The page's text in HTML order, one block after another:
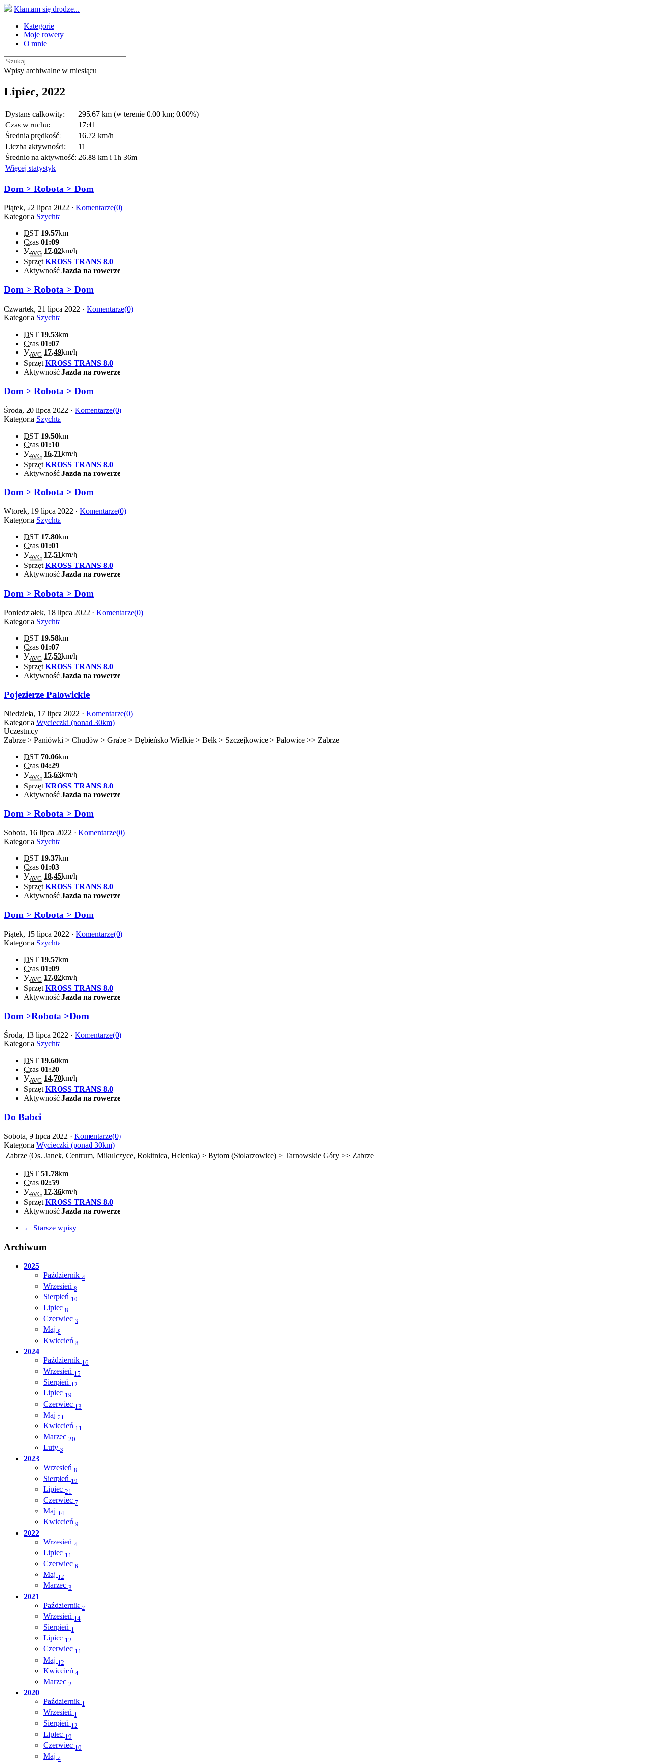
Kłaniam się drodze...
Kategorie
Moje rowery
O mnie
Wpisy archiwalne w miesiącu
Lipiec, 2022
Dystans całkowity:
295.67 km (w terenie 0.00 km; 0.00%)
Czas w ruchu:
17:41
Średnia prędkość:
16.72 km/h
Liczba aktywności:
11
Średnio na aktywność: 26.88 km i 1h 36m
Więcej statystyk
Dom > Robota > Dom
Piątek, 22 lipca 2022 · Komentarze(0)
Kategoria Szychta
DST 19.57km
Czas 01:09
VAVG 17.02km/h
SprzętKROSS TRANS 8.0
Aktywność Jazda na rowerze
Dom > Robota > Dom
Czwartek, 21 lipca 2022 · Komentarze(0)
Kategoria Szychta
DST 19.53km
Czas 01:07
VAVG 17.49km/h
Sprzęt KROSS TRANS 8.0
Aktywność Jazda na rowerze
Dom > Robota > Dom
Środa, 20 lipca 2022 · Komentarze(0)
Kategoria Szychta
DST 19.50km
Czas 01:10
VAVG 16.71km/h
Sprzęt KROSS TRANS 8.0
Aktywność Jazda na rowerze
Dom > Robota > Dom
Wtorek, 19 lipca 2022 · Komentarze(0)
Kategoria Szychta
DST 17.80km
Czas 01:01
VAVG 17.51km/h
Sprzęt KROSS TRANS 8.0
Aktywność Jazda na rowerze
Dom > Robota > Dom
Poniedziałek, 18 lipca 2022 · Komentarze(0)
Kategoria Szychta
DST 19.58km
Czas 01:07
VAVG 17.53km/h
Sprzęt KROSS TRANS 8.0
Aktywność Jazda na rowerze
Pojezierze Palowickie
Niedziela, 17 lipca 2022 · Komentarze(0)
Kategoria Wycieczki (ponad 30km)
Uczestnicy
Zabrze > Paniówki > Chudów > Grabe > Dębieńsko Wielkie > Bełk > Szczejkowice > Palowice >> Zabrze
DST 70.06km
Czas 04:29
VAVG 15.63km/h
Sprzęt KROSS TRANS 8.0
Aktywność Jazda na rowerze
Dom > Robota > Dom
Sobota, 16 lipca 2022 · Komentarze(0)
Kategoria Szychta
DST 19.37km
Czas 01:03
VAVG 18.45km/h
Sprzęt KROSS TRANS 8.0
Aktywność Jazda na rowerze
Dom > Robota > Dom
Piątek, 15 lipca 2022 · Komentarze(0)
Kategoria Szychta
DST 19.57km
Czas 01:09
VAVG 17.02km/h
Sprzęt KROSS TRANS 8.0
Aktywność Jazda na rowerze
Dom >Robota >Dom
Środa, 13 lipca 2022 · Komentarze(0)
Kategoria Szychta
DST 19.60km
Czas 01:20
VAVG 14.70km/h
SprzętKROSS TRANS 8.0
Aktywność Jazda na rowerze
Do Babci
Sobota, 9 lipca 2022 · Komentarze(0)
Kategoria Wycieczki (ponad 30km)
Zabrze (Os. Janek, Centrum, Mikulczyce, Rokitnica, Helenka) > Bytom (Stolarzowice) > Tarnowskie Góry >> Zabrze
DST 51.78km
Czas 02:59
VAVG 17.36km/h
Sprzęt KROSS TRANS 8.0
Aktywność Jazda na rowerze
← Starsze wpisy
Archiwum
2025
Październik 4
Wrzesień 8
Sierpień 10
Lipiec 8
Czerwiec 3
Maj 8
Kwiecień 8
2024
Październik 16
Wrzesień 15
Sierpień 12
Lipiec 19
Czerwiec 13
Maj 21
Kwiecień 11
Marzec 20
Luty 3
2023
Wrzesień 8
Sierpień 19
Lipiec 21
Czerwiec 7
Maj 14
Kwiecień 9
2022
Wrzesień 4
Lipiec 11
Czerwiec 6
Maj 12
Marzec 3
2021
Październik 2
Wrzesień 14
Sierpień 1
Lipiec 12
Czerwiec 11
Maj 12
Kwiecień 4
Marzec 2
2020
Październik 1
Wrzesień 1
Sierpień 12
Lipiec 19
Czerwiec 10
Maj 4